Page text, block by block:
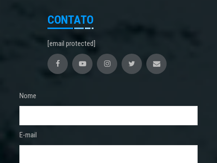
CONTATO
[email protected]
Nome
E-mail